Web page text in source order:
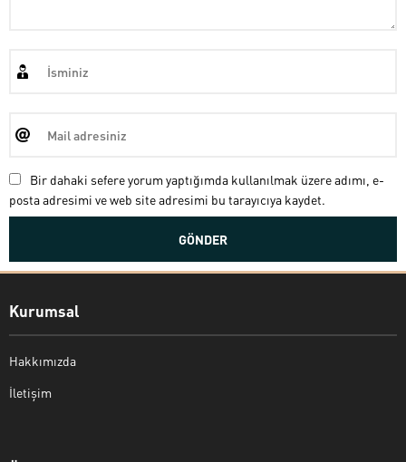
Bir dahaki sefere yorum yaptığımda kullanılmak üzere adımı, e-
posta adresimi ve web site adresimi bu tarayıcıya kaydet.
Kurumsal
Hakkımızda
İletişim